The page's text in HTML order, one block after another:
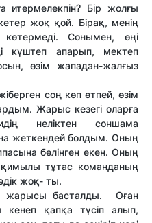
итермелекпін? Бір жолғы
жоқ қой. Бірақ, менің
көтермеді. Сонымен, өңі
күштеп апарып, мектеп
өзім жападан-жалғыз
соң көп өтпей, өзім
Жарыс кезегі оларға
неліктен соншама
жеткендей болдым. Оның
бөлінген екен. Оның
тұтас команданың
жоқ- ты.
жарысы басталды. Оған
кенеп қапқа түсіп алып,